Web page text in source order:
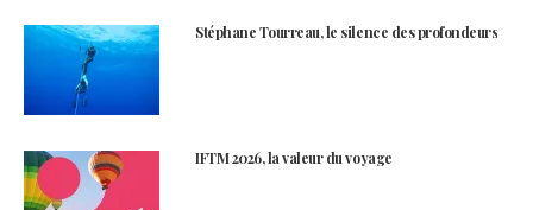
Stéphane Tourreau, le silence des profondeurs
IFTM 2026, la valeur du voyage